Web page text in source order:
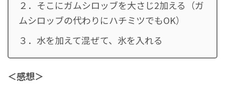
２．そこにガムシロッブを大さじ2加える（ガ
ムシロッブの代わりにハチミツでもOK）
３．水を加えて混ぜて、氷を入れる
＜感想＞